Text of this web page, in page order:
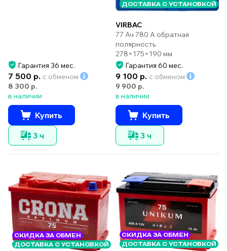
Гарантия 36 мес.
7 500 р. с обменом
8 300 р.
в наличии
Купить
3 ч
ДОСТАВКА С УСТАНОВКОЙ
VIRBAC
77 Ач 780 А обратная
полярность
278×175×190 мм
Гарантия 60 мес.
9 100 р. с обменом
9 900 р.
в наличии
Купить
3 ч
СКИДКА ЗА ОБМЕН
ДОСТАВКА С УСТАНОВКОЙ
СКИДКА ЗА ОБМЕН
ДОСТАВКА С УСТАНОВКОЙ